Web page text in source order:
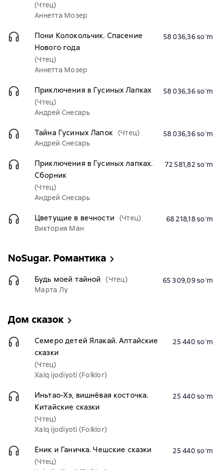
(Чтец)
Аннетта Мозер
Пони Колокольчик. Спасение
Нового года
(Чтец)
Аннетта Мозер
58 036,36 soʻm
Приключения в Гусиных Лапках
(Чтец)
Андрей Снесарь
58 036,36 soʻm
Тайна Гусиных Лапок (Чтец)
Андрей Снесарь
58 036,36 soʻm
Приключения в Гусиных лапках.
Сборник
(Чтец)
Андрей Снесарь
72 581,82 soʻm
Цветущие в вечности
(Чтец)
Виктория Ман
68 218,18 soʻm
NoSugar. Романтика
Будь моей тайной
(Чтец)
Марта Лу
65 309,09 soʻm
Дом сказок
Семеро детей Ялакай. Алтайские
сказки
(Чтец)
Xalq ijodiyoti (Folklor)
25 440 soʻm
Иньтао-Хэ, вишнёвая косточка.
Китайские сказки
(Чтец)
Xalq ijodiyoti (Folklor)
25 440 soʻm
Еник и Ганичка. Чешские сказки
(Чтец)
25 440 soʻm